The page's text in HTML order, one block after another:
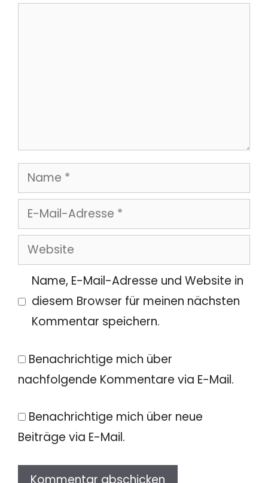
Name
E-
Mail-
Adresse
Website
Name, E-Mail-Adresse und Website in
diesem Browser für meinen nächsten
Kommentar speichern.
Benachrichtige mich über
nachfolgende Kommentare via E-Mail.
Benachrichtige mich über neue
Beiträge via E-Mail.